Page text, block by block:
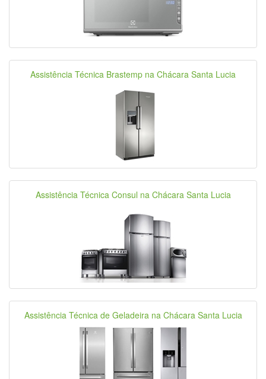
Assistência Técnica Brastemp na Chácara Santa Lucia
Assistência Técnica Consul na Chácara Santa Lucia
Assistência Técnica de Geladeira na Chácara Santa Lucia